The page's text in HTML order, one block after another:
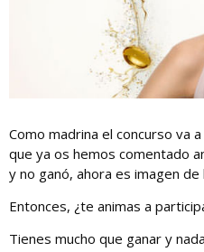
Como madrina el concurso va
que ya os hemos comentado
y no ganó, ahora es imagen de
Entonces, ¿te animas a
Tienes mucho que ganar y